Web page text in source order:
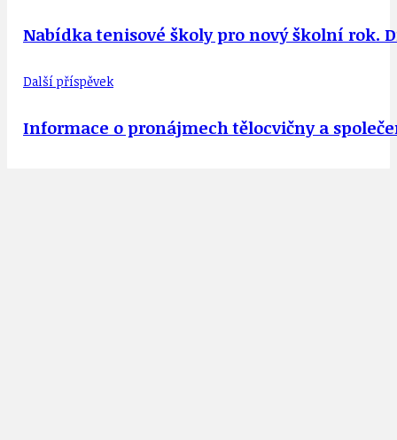
Nabídka tenisové školy pro nový školní rok.
Další příspěvek
Informace o pronájmech tělocvičny a